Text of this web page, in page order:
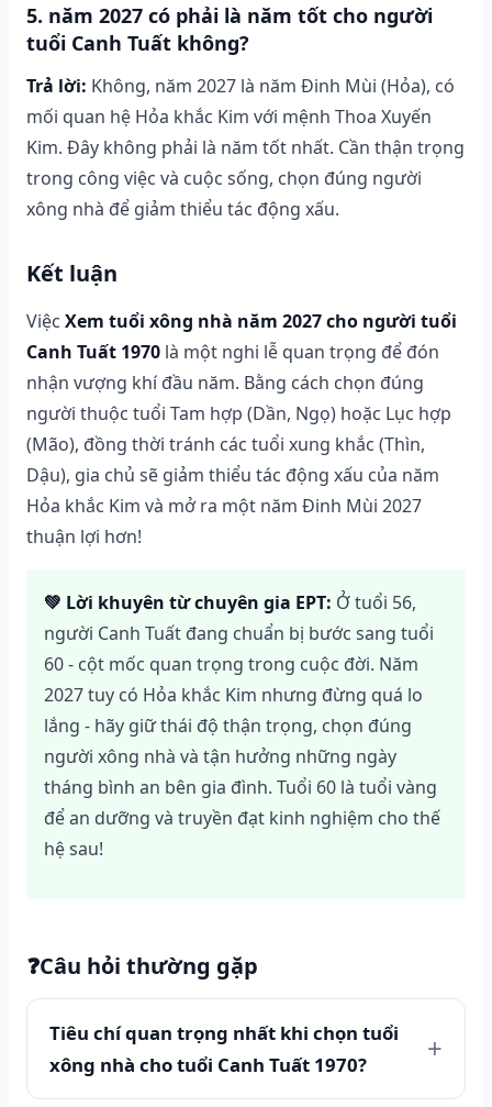
5. năm 2027 có phải là năm tốt cho người
tuổi Canh Tuất không?
Trả lời: Không, năm 2027 là năm Đinh Mùi (Hỏa), có
mối quan hệ Hỏa khắc Kim với mệnh Thoa Xuyến
Kim. Đây không phải là năm tốt nhất. Cần thận trọng
trong công việc và cuộc sống, chọn đúng người
xông nhà để giảm thiểu tác động xấu.
Kết luận
Việc Xem tuổi xông nhà năm 2027 cho người tuổi
Canh Tuất 1970 là một nghi lễ quan trọng để đón
nhận vượng khí đầu năm. Bằng cách chọn đúng
người thuộc tuổi Tam hợp (Dần, Ngọ) hoặc Lục hợp
(Mão), đồng thời tránh các tuổi xung khắc (Thìn,
Dậu), gia chủ sẽ giảm thiểu tác động xấu của năm
Hỏa khắc Kim và mở ra một năm Đinh Mùi 2027
thuận lợi hơn!
💚 Lời khuyên từ chuyên gia EPT: Ở tuổi 56,
người Canh Tuất đang chuẩn bị bước sang tuổi
60 - cột mốc quan trọng trong cuộc đời. Năm
2027 tuy có Hỏa khắc Kim nhưng đừng quá lo
lắng - hãy giữ thái độ thận trọng, chọn đúng
người xông nhà và tận hưởng những ngày
tháng bình an bên gia đình. Tuổi 60 là tuổi vàng
để an dưỡng và truyền đạt kinh nghiệm cho thế
hệ sau!
❓Câu hỏi thường gặp
Tiêu chí quan trọng nhất khi chọn tuổi
xông nhà cho tuổi Canh Tuất 1970?